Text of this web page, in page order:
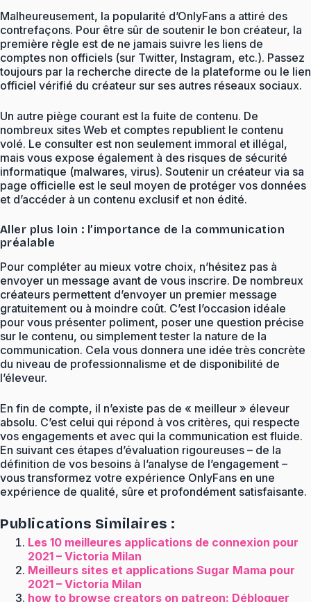
Malheureusement, la popularité d’OnlyFans a attiré des
contrefaçons. Pour être sûr de soutenir le bon créateur, la
première règle est de ne jamais suivre les liens de
comptes non officiels (sur Twitter, Instagram, etc.). Passez
toujours par la recherche directe de la plateforme ou le lien
officiel vérifié du créateur sur ses autres réseaux sociaux.
Un autre piège courant est la fuite de contenu. De
nombreux sites Web et comptes republient le contenu
volé. Le consulter est non seulement immoral et illégal,
mais vous expose également à des risques de sécurité
informatique (malwares, virus). Soutenir un créateur via sa
page officielle est le seul moyen de protéger vos données
et d’accéder à un contenu exclusif et non édité.
Aller plus loin : l’importance de la communication
préalable
Pour compléter au mieux votre choix, n’hésitez pas à
envoyer un message avant de vous inscrire. De nombreux
créateurs permettent d’envoyer un premier message
gratuitement ou à moindre coût. C’est l’occasion idéale
pour vous présenter poliment, poser une question précise
sur le contenu, ou simplement tester la nature de la
communication. Cela vous donnera une idée très concrète
du niveau de professionnalisme et de disponibilité de
l’éleveur.
En fin de compte, il n’existe pas de « meilleur » éleveur
absolu. C’est celui qui répond à vos critères, qui respecte
vos engagements et avec qui la communication est fluide.
En suivant ces étapes d’évaluation rigoureuses – de la
définition de vos besoins à l’analyse de l’engagement – ​​
vous transformez votre expérience OnlyFans en une
expérience de qualité, sûre et profondément satisfaisante.
Publications Similaires :
Les 10 meilleures applications de connexion pour
2021 – Victoria Milan
Meilleurs sites et applications Sugar Mama pour
2021 – Victoria Milan
how to browse creators on patreon: Débloquer